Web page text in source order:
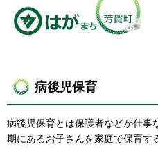
病後児保育
病後児保育とは保護者などが仕事
期にあるお子さんを家庭で保育す